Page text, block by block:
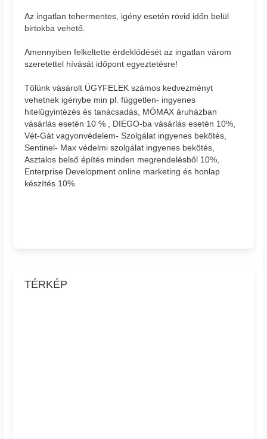
Az ingatlan tehermentes, igény esetén rövid időn belül
birtokba vehető.
Amennyiben felkeltette érdeklődését az ingatlan várom
szeretettel hívását időpont egyeztetésre!
Tőlünk vásárolt ÜGYFELEK számos kedvezményt
vehetnek igénybe min pl. független- ingyenes
hitelügyintézés és tanácsadás, MÖMAX áruházban
vásárlás esetén 10 % , DIEGO-ba vásárlás esetén 10%,
Vét-Gát vagyonvédelem- Szolgálat ingyenes bekötés,
Sentinel- Max védelmi szolgálat ingyenes bekötés,
Asztalos belső építés minden megrendelésből 10%,
Enterprise Development online marketing és honlap
készítés 10%.
TÉRKÉP